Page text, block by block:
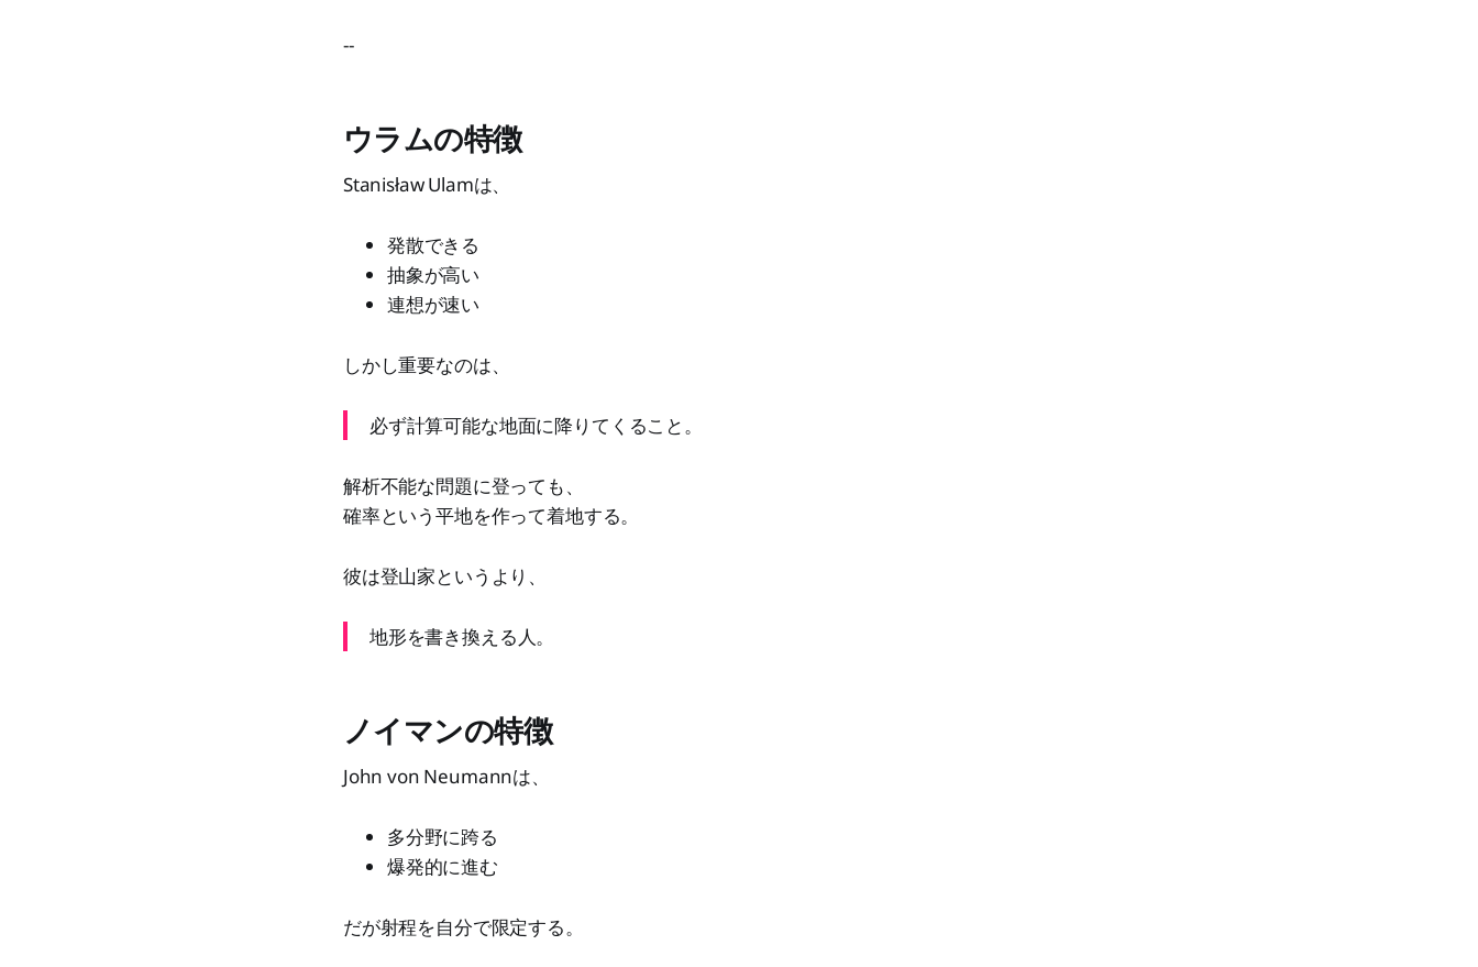
--
ウラムの特徴
Stanisław Ulamは、
発散できる
抽象が高い
連想が速い
しかし重要なのは、
必ず計算可能な地面に降りてくること。
解析不能な問題に登っても、
確率という平地を作って着地する。
彼は登山家というより、
地形を書き換える人。
ノイマンの特徴
John von Neumannは、
多分野に跨る
爆発的に進む
だが射程を自分で限定する。